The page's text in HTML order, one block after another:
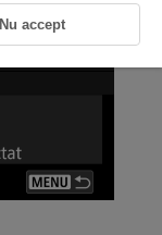
Nu accept